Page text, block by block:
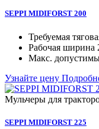
SEPPI MIDIFORST 200
Требуемая
Рабочая ширина
Макc.
Узнайте цену
Мульчеры для
SEPPI MIDIFORST 225